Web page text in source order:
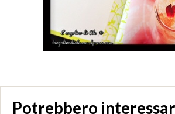
Potrebbero